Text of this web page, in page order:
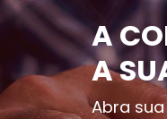
A
A
Abra